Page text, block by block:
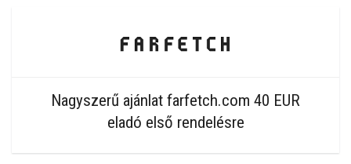
Nagyszerű ajánlat farfetch.com 40 EUR
eladó első rendelésre